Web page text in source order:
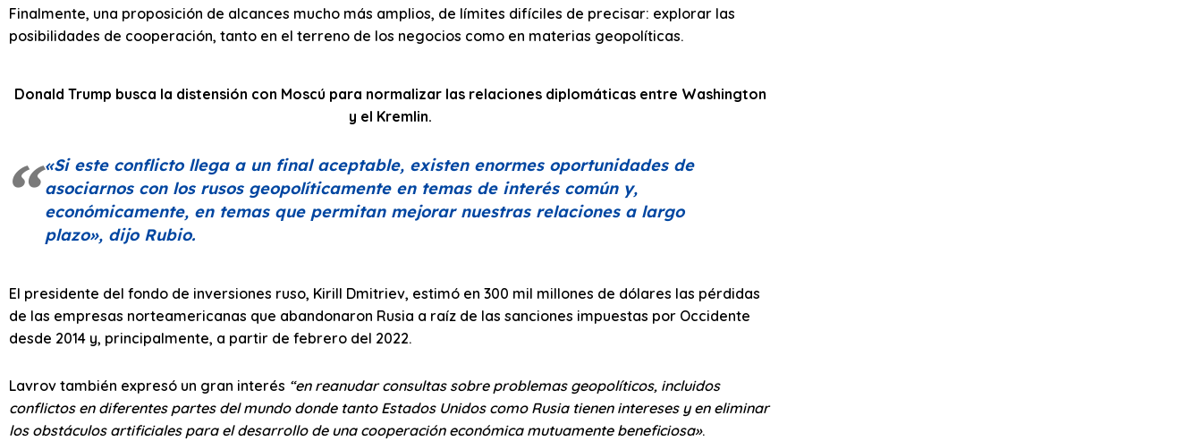
Finalmente, una proposición de alcances mucho más amplios, de límites difíciles de precisar: explorar las
posibilidades de cooperación, tanto en el terreno de los negocios como en materias geopolíticas.
Donald Trump busca la distensión con Moscú para normalizar las relaciones diplomáticas entre Washington
y el Kremlin.
«Si este conflicto llega a un final aceptable, existen enormes oportunidades de
asociarnos con los rusos geopolíticamente en temas de interés común y,
económicamente, en temas que permitan mejorar nuestras relaciones a largo
plazo», dijo Rubio.
El presidente del fondo de inversiones ruso, Kirill Dmitriev, estimó en 300 mil millones de dólares las pérdidas
de las empresas norteamericanas que abandonaron Rusia a raíz de las sanciones impuestas por Occidente
desde 2014 y, principalmente, a partir de febrero del 2022.
Lavrov también expresó un gran interés “en reanudar consultas sobre problemas geopolíticos, incluidos
conflictos en diferentes partes del mundo donde tanto Estados Unidos como Rusia tienen intereses y en eliminar
los obstáculos artificiales para el desarrollo de una cooperación económica mutuamente beneficiosa».